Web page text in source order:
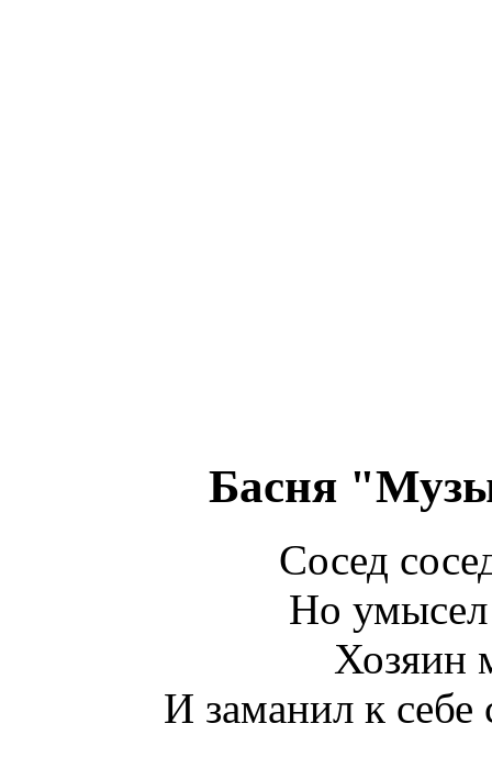
Басня
Сосед
Но умысел
Хозяин
И заманил к себе